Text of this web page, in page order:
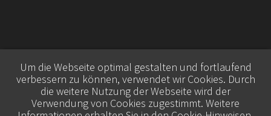
Um die Webseite optimal gestalten und fortlaufend
verbessern zu können, verwendet wir Cookies. Durch
die weitere Nutzung der Webseite wird der
Verwendung von Cookies zugestimmt. Weitere